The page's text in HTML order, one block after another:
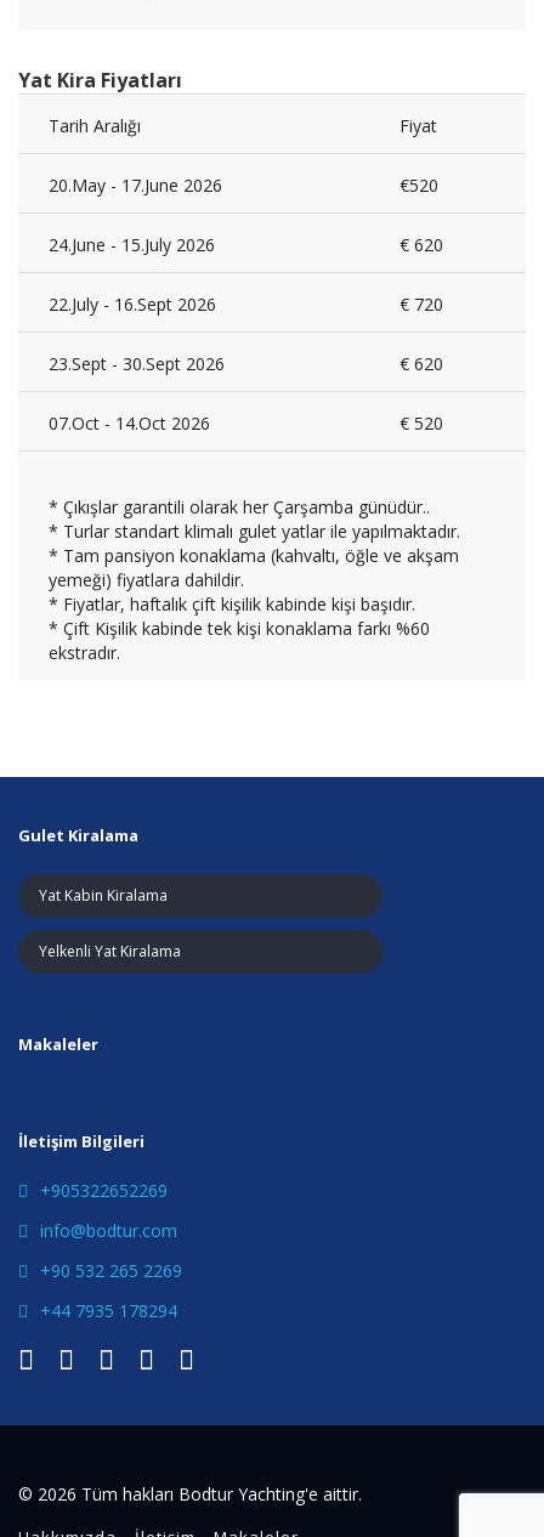
Yat Kira Fiyatları
Tarih Aralığı Fiyat
20.May - 17.June 2026 €520
24.June - 15.July 2026 € 620
22.July - 16.Sept 2026 € 720
23.Sept - 30.Sept 2026 € 620
07.Oct - 14.Oct 2026 € 520
* Çıkışlar garantili olarak her Çarşamba günüdür..
* Turlar standart klimalı gulet yatlar ile yapılmaktadır.
* Tam pansiyon konaklama (kahvaltı, öğle ve akşam
yemeği) fiyatlara dahildir.
* Fiyatlar, haftalık çift kişilik kabinde kişi başıdır.
* Çift Kişilik kabinde tek kişi konaklama farkı %60
ekstradır.
Gulet Kiralama
Yat Kabin Kiralama
Yelkenli Yat Kiralama
Makaleler
İletişim Bilgileri
+905322652269
info@bodtur.com
+90 532 265 2269
+44 7935 178294
© 2026 Tüm hakları Bodtur Yachting'e aittir.